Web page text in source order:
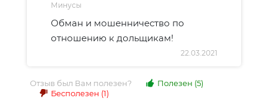
Минусы
Обман и мошенничество по
отношению к дольщикам!
22.03.2021
Отзыв был Вам полезен? Полезен (5)
Бесполезен (1)